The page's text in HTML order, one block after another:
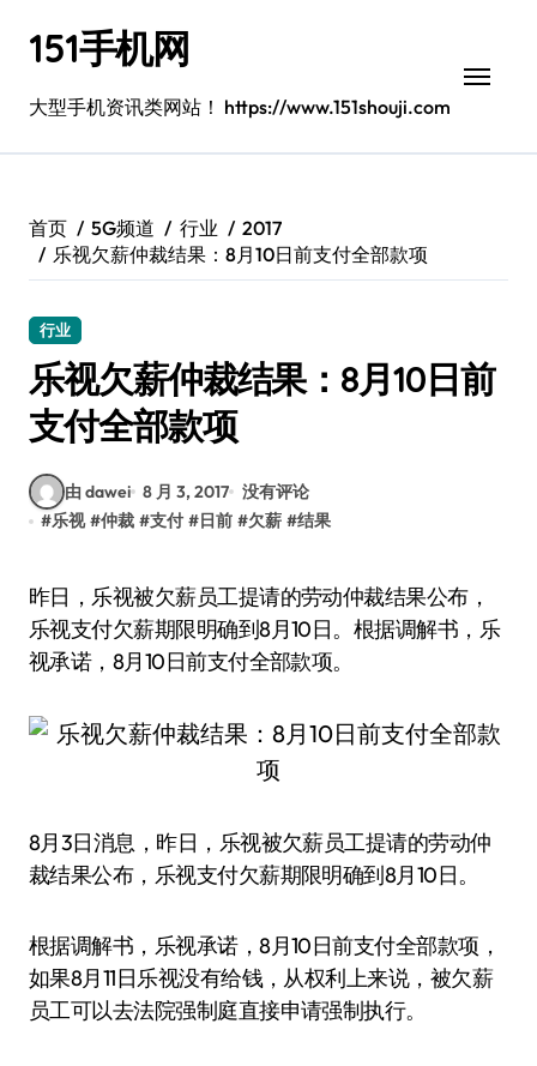
151手机网
大型手机资讯类网站！ https://www.151shouji.com
首页 5G频道 行业
2017
乐视欠薪仲裁结果：8月10日前支付全部款项
行业
乐视欠薪仲裁结果：8月10日前
支付全部款项
由 dawei 8 月 3, 2017 没有评论
#乐视 #仲裁 #支付 #日前 #欠薪 #结果
昨日，乐视被欠薪员工提请的劳动仲裁结果公布，
乐视支付欠薪期限明确到8月10日。根据调解书，乐
视承诺，8月10日前支付全部款项。
8月3日消息，昨日，乐视被欠薪员工提请的劳动仲
裁结果公布，乐视支付欠薪期限明确到8月10日。
根据调解书，乐视承诺，8月10日前支付全部款项，
如果8月11日乐视没有给钱，从权利上来说，被欠薪
员工可以去法院强制庭直接申请强制执行。